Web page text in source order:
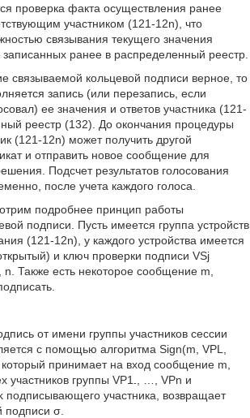
проверка факта осуществления ранее
участником (121-12n), что
связывания текущего значения
ранее в распределенный реестр.
связываемой кольцевой подписи верное, то
запись (или перезапись, если
ее значения и ответов участника (121-
реестр (132). До окончания процедуры
(121-12n) может получить другой
и отправить новое сообщение для
Подсчет результатов голосования
после учета каждого голоса.
подробнее принцип работы
подписи. Пусть имеется группа устройств
(121-12n), у каждого устройства имеется
и ключ проверки подписи VSj
Также есть некоторое сообщение m,
от имени группы участников сессии
с помощью алгоритма Sign(m, VPL,
принимает на вход сообщение m,
участников группы VP1 -
, …, VPn и
подписывающего участника, возвращает
подписи σ.